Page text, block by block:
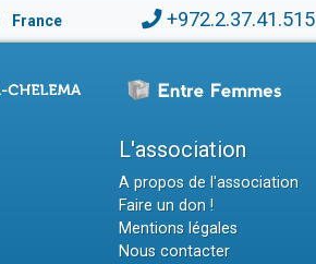
France +972.2.37.41.515
L'association
A propos de l'association
Faire un don !
Mentions légales
Nous contacter